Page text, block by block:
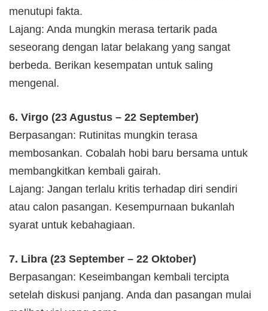
menutupi fakta.
Lajang: Anda mungkin merasa tertarik pada
seseorang dengan latar belakang yang sangat
berbeda. Berikan kesempatan untuk saling
mengenal.
6. Virgo (23 Agustus – 22 September)
Berpasangan: Rutinitas mungkin terasa
membosankan. Cobalah hobi baru bersama untuk
membangkitkan kembali gairah.
Lajang: Jangan terlalu kritis terhadap diri sendiri
atau calon pasangan. Kesempurnaan bukanlah
syarat untuk kebahagiaan.
7. Libra (23 September – 22 Oktober)
Berpasangan: Keseimbangan kembali tercipta
setelah diskusi panjang. Anda dan pasangan mulai